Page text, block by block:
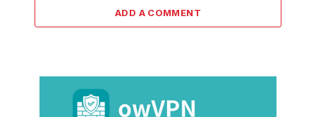
ADD A COMMENT